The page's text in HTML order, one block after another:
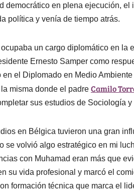
democrático en plena ejecución,
política y venía de tiempo atrás.
ocupaba un cargo diplomático en la
Ernesto Samper como
en el Diplomado en Medio
misma donde el padre Camilo
sus estudios de Sociología
en Bélgica tuvieron una gran
se volvió algo estratégico en mi
con Muhamad eran más que
su vida profesional y marcó el
formación técnica que marca el